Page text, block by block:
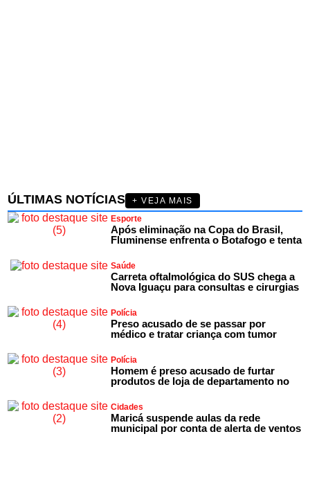
ÚLTIMAS NOTÍCIAS
+ VEJA MAIS
Esporte
Após eliminação na Copa do Brasil,
Fluminense enfrenta o Botafogo e tenta
Saúde
Carreta oftalmológica do SUS chega a
Nova Iguaçu para consultas e cirurgias
Polícia
Preso acusado de se passar por
médico e tratar criança com tumor
Polícia
Homem é preso acusado de furtar
produtos de loja de departamento no
Cidades
Maricá suspende aulas da rede
municipal por conta de alerta de ventos